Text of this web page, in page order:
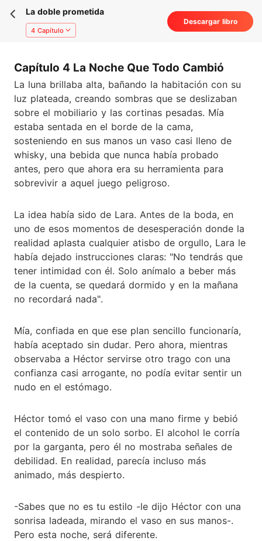
La doble prometida
4 Capítulo
Descargar libro
Capítulo 4 La Noche Que Todo Cambió
La luna brillaba alta, bañando la habitación con su
luz plateada, creando sombras que se deslizaban
sobre el mobiliario y las cortinas pesadas. Mía
estaba sentada en el borde de la cama,
sosteniendo en sus manos un vaso casi lleno de
whisky, una bebida que nunca había probado
antes, pero que ahora era su herramienta para
sobrevivir a aquel juego peligroso.
La idea había sido de Lara. Antes de la boda, en
uno de esos momentos de desesperación donde la
realidad aplasta cualquier atisbo de orgullo, Lara le
había dejado instrucciones claras: "No tendrás que
tener intimidad con él. Solo anímalo a beber más
de la cuenta, se quedará dormido y en la mañana
no recordará nada".
Mía, confiada en que ese plan sencillo funcionaría,
había aceptado sin dudar. Pero ahora, mientras
observaba a Héctor servirse otro trago con una
confianza casi arrogante, no podía evitar sentir un
nudo en el estómago.
Héctor tomó el vaso con una mano firme y bebió
el contenido de un solo sorbo. El alcohol le corría
por la garganta, pero él no mostraba señales de
debilidad. En realidad, parecía incluso más
animado, más despierto.
-Sabes que no es tu estilo -le dijo Héctor con una
sonrisa ladeada, mirando el vaso en sus manos-.
Pero esta noche, será diferente.